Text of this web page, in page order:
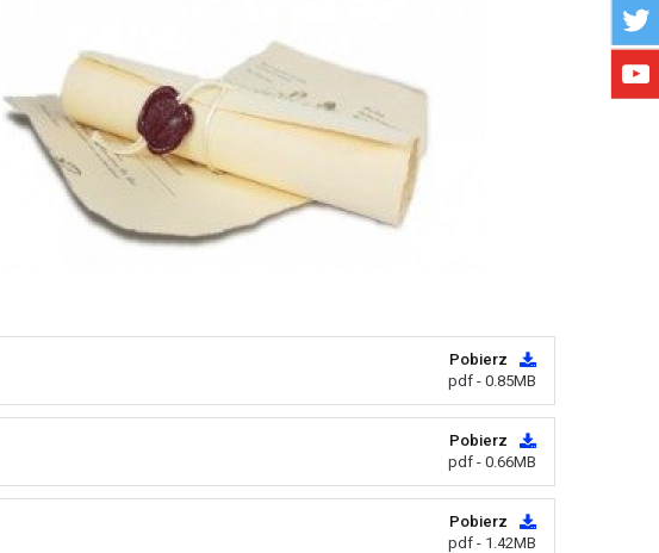
Pobierz
pdf - 0.85MB
Pobierz
pdf - 0.66MB
Pobierz
pdf - 1.42MB